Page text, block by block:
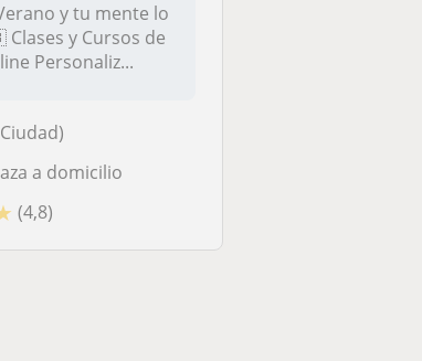
y tu mente lo
y Cursos de
Personaliz...
a domicilio
(4,8)